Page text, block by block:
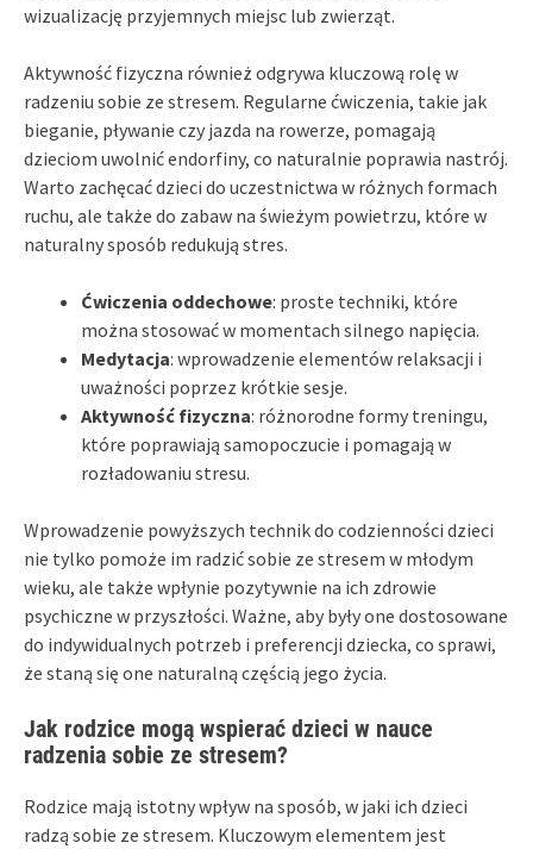
wizualizację przyjemnych miejsc lub zwierząt.
Aktywność fizyczna również odgrywa kluczową rolę w
radzeniu sobie ze stresem. Regularne ćwiczenia, takie jak
bieganie, pływanie czy jazda na rowerze, pomagają
dzieciom uwolnić endorfiny, co naturalnie poprawia nastrój.
Warto zachęcać dzieci do uczestnictwa w różnych formach
ruchu, ale także do zabaw na świeżym powietrzu, które w
naturalny sposób redukują stres.
Ćwiczenia oddechowe: proste techniki, które
można stosować w momentach silnego napięcia.
Medytacja: wprowadzenie elementów relaksacji i
uważności poprzez krótkie sesje.
Aktywność fizyczna: różnorodne formy treningu,
które poprawiają samopoczucie i pomagają w
rozładowaniu stresu.
Wprowadzenie powyższych technik do codzienności dzieci
nie tylko pomoże im radzić sobie ze stresem w młodym
wieku, ale także wpłynie pozytywnie na ich zdrowie
psychiczne w przyszłości. Ważne, aby były one dostosowane
do indywidualnych potrzeb i preferencji dziecka, co sprawi,
że staną się one naturalną częścią jego życia.
Jak rodzice mogą wspierać dzieci w nauce
radzenia sobie ze stresem?
Rodzice mają istotny wpływ na sposób, w jaki ich dzieci
radzą sobie ze stresem. Kluczowym elementem jest